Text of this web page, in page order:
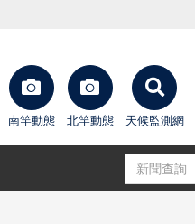
南竿動態 北竿動態 天候監測網